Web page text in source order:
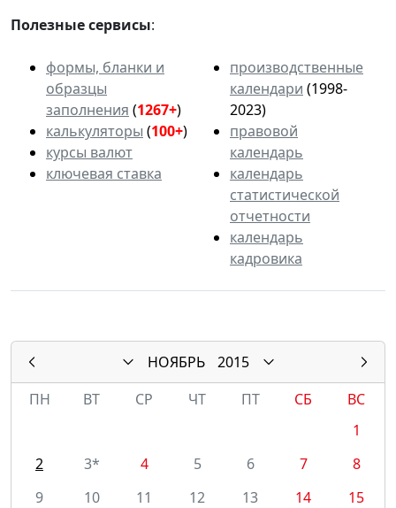
Полезные сервисы:
формы, бланки и
образцы
заполнения (1267+)
калькуляторы (100+)
курсы валют
ключевая ставка
производственные
календари (1998-
2023)
правовой
календарь
календарь
статистической
отчетности
календарь
кадровика
НОЯБРЬ
2015
ПН
ВТ СР ЧТ ПТ СБ
ВС
1
2
3* 4 5 6 7
8
9
10 11 12 13 14
15